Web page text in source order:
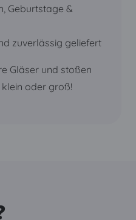
Geburtstage &
zuverlässig geliefert
Gläser und stoßen
oder groß!